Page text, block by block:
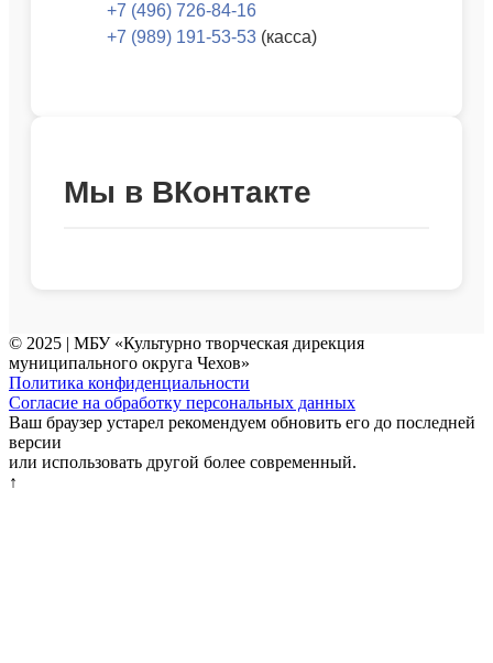
+7 (496) 726-84-16
+7 (989) 191-53-53 (касса)
Мы в ВКонтакте
© 2025 | МБУ «Культурно творческая дирекция
муниципального округа Чехов»
Политика конфиденциальности
Согласие на обработку персональных данных
Ваш браузер устарел рекомендуем обновить его до последней
версии
или использовать другой более современный.
↑